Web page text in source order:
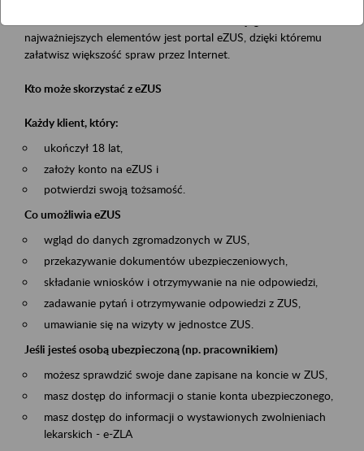
najważniejszych elementów jest portal eZUS, dzięki któremu
załatwisz większość spraw przez Internet.
Kto może skorzystać z eZUS
Każdy klient, który:
ukończył 18 lat,
założy konto na eZUS i
potwierdzi swoją tożsamość.
Co umożliwia eZUS
wgląd do danych zgromadzonych w ZUS,
przekazywanie dokumentów ubezpieczeniowych,
składanie wniosków i otrzymywanie na nie odpowiedzi,
zadawanie pytań i otrzymywanie odpowiedzi z ZUS,
umawianie się na wizyty w jednostce ZUS.
Jeśli jesteś osobą ubezpieczoną (np. pracownikiem)
możesz sprawdzić swoje dane zapisane na koncie w ZUS,
masz dostęp do informacji o stanie konta ubezpieczonego,
masz dostęp do informacji o wystawionych zwolnieniach
lekarskich - e-ZLA